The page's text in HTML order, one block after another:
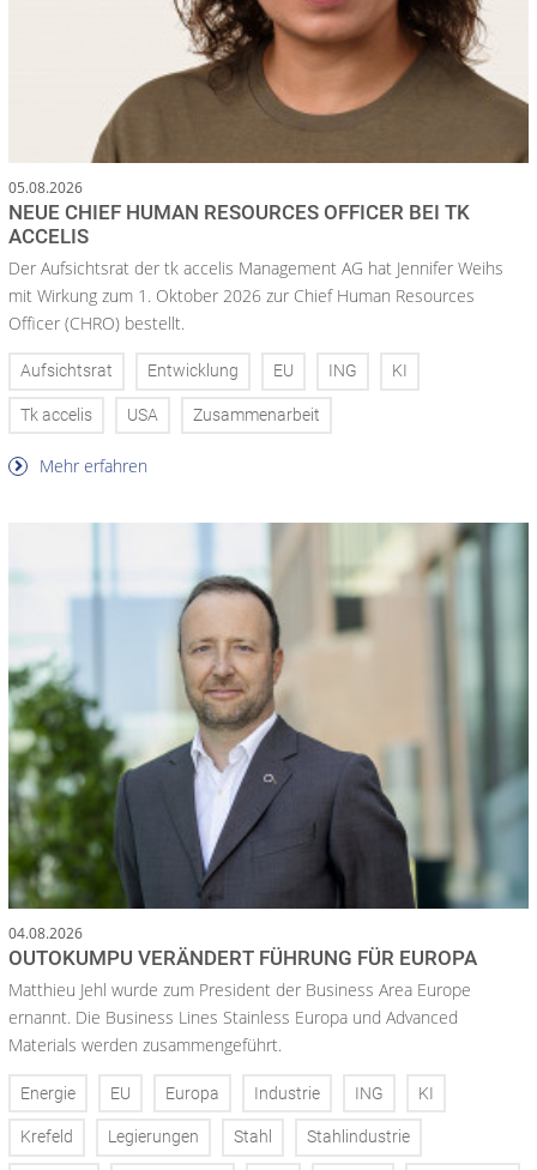
05.08.2026
NEUE CHIEF HUMAN RESOURCES OFFICER BEI TK
ACCELIS
Der Aufsichtsrat der tk accelis Management AG hat Jennifer Weihs
mit Wirkung zum 1. Oktober 2026 zur Chief Human Resources
Officer (CHRO) bestellt.
Aufsichtsrat Entwicklung EU ING KI
Tk accelis USA Zusammenarbeit
Mehr erfahren
04.08.2026
OUTOKUMPU VERÄNDERT FÜHRUNG FÜR EUROPA
Matthieu Jehl wurde zum President der Business Area Europe
ernannt. Die Business Lines Stainless Europa und Advanced
Materials werden zusammengeführt.
Energie EU Europa Industrie ING KI
Krefeld Legierungen Stahl Stahlindustrie